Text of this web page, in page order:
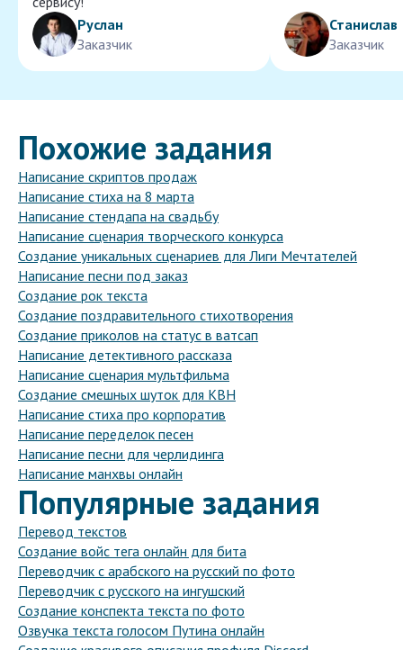
Руслан
Заказчик
Станислав
Заказчик
Похожие задания
Написание скриптов продаж
Написание стиха на 8 марта
Написание стендапа на свадьбу
Написание сценария творческого конкурса
Создание уникальных сценариев для Лиги Мечтателей
Написание песни под заказ
Создание рок текста
Создание поздравительного стихотворения
Создание приколов на статус в ватсап
Написание детективного рассказа
Написание сценария мультфильма
Создание смешных шуток для КВН
Написание стиха про корпоратив
Написание переделок песен
Написание песни для черлидинга
Написание манхвы онлайн
Популярные задания
Перевод текстов
Создание войс тега онлайн для бита
Переводчик с арабского на русский по фото
Переводчик с русского на ингушский
Создание конспекта текста по фото
Озвучка текста голосом Путина онлайн